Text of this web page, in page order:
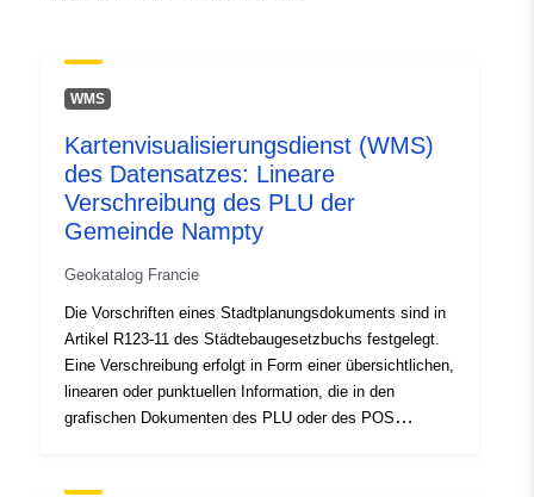
3.28133559, 50.48188019 ]
]
Type:
Polygon
Romressurs:
Identifikatorer:
http://descartes-dev.cete-
mediterranee.i2/service/fr-
120066022-wxs-5f2188db-
f167-47bc-8363-
WMS
Kartenvisualisierungsdienst (WMS)
des Datensatzes: Lineare
Verschreibung des PLU der
Gemeinde Nampty
Geokatalog Francie
Die Vorschriften eines Stadtplanungsdokuments sind in
Artikel R123-11 des Städtebaugesetzbuchs festgelegt.
Eine Verschreibung erfolgt in Form einer übersichtlichen,
linearen oder punktuellen Information, die in den
grafischen Dokumenten des PLU oder des POS